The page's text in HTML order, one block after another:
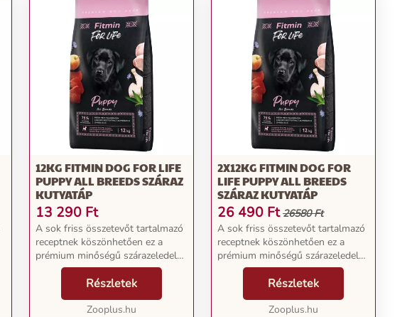
12KG FITMIN DOG FOR LIFE
PUPPY ALL BREEDS SZÁRAZ
KUTYATÁP
13 290 Ft
A sok friss összetevőt tartalmazó
receptnek köszönhetően ez a
prémium minőségű szárazeledel
rendkívül ízletes és könnyen
emészthető. Az összetevők több
mint 70%-a állati eredetű, ebből
25% friss hús. ...
Részletek
Zooplus.hu
2X12KG FITMIN DOG FOR
LIFE PUPPY ALL BREEDS
SZÁRAZ KUTYATÁP
26 490 Ft 26580 Ft
A sok friss összetevőt tartalmazó
receptnek köszönhetően ez a
prémium minőségű szárazeledel
rendkívül ízletes és könnyen
emészthető. Az összetevők több
mint 70%-a állati eredetű, ebből
25% friss hús. ...
Részletek
Zooplus.hu